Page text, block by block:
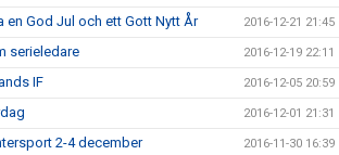
en God Jul och ett Gott Nytt År 2016-12-21 21:45
serieledare 2016-12-19 22:11
IF 2016-12-05 20:59
2016-12-01 21:31
2-4 december 2016-11-30 16:39